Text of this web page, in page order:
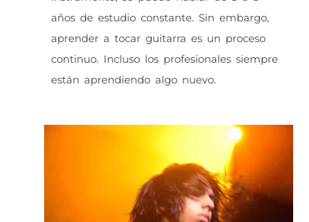
años de estudio constante. Sin embargo,
aprender a tocar guitarra es un proceso
continuo. Incluso los profesionales siempre
están aprendiendo algo nuevo.